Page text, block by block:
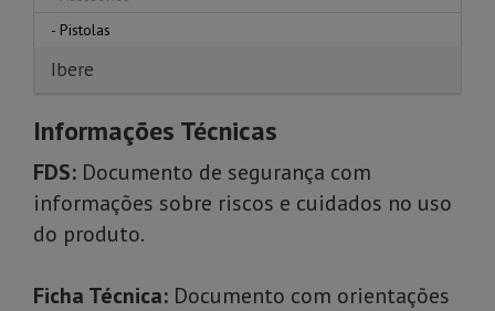
- Pistolas
Ibere
Informações Técnicas
FDS: Documento de segurança com
informações sobre riscos e cuidados no uso
do produto.
Ficha Técnica: Documento com orientações